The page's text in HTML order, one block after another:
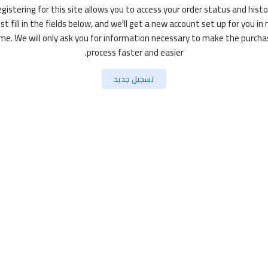
for this site allows you to access your order status and
fill in the fields below, and we'll get a new account set up for you in
We will only ask you for information necessary to make the
process faster and easier.
تسجيل جديد